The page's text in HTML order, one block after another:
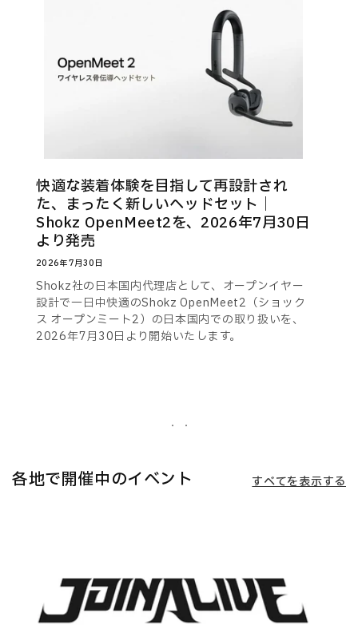
快適な装着体験を目指して再設計され
た、まったく新しいヘッドセット｜
Shokz OpenMeet2を、2026年7月30日
より発売
2026年7月30日
Shokz社の日本国内代理店として、オープンイヤー
設計で一日中快適のShokz OpenMeet2（ショック
ス オープンミート2）の日本国内での取り扱いを、
2026年7月30日より開始いたします。
各地で開催中のイベント すべてを表示する